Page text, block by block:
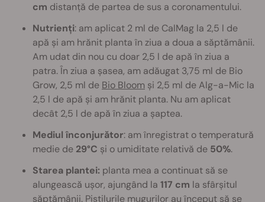
cm distanță de partea de sus a coronamentului.
Nutrienți: am aplicat 2 ml de CalMag la 2,5 l de
apă și am hrănit planta în ziua a doua a săptămânii.
Am udat din nou cu doar 2,5 l de apă în ziua a
patra. În ziua a șasea, am adăugat 3,75 ml de Bio
Grow, 2,5 ml de Bio Bloom și 2,5 ml de Alg-a-Mic la
2,5 l de apă și am hrănit planta. Nu am aplicat
decât 2,5 l de apă în ziua a șaptea.
Mediul înconjurător: am înregistrat o temperatură
medie de 29°C și o umiditate relativă de 50%.
Starea plantei: planta mea a continuat să se
alungească ușor, ajungând la 117 cm la sfârșitul
săptămânii. Pistilurile mugurilor au început să se